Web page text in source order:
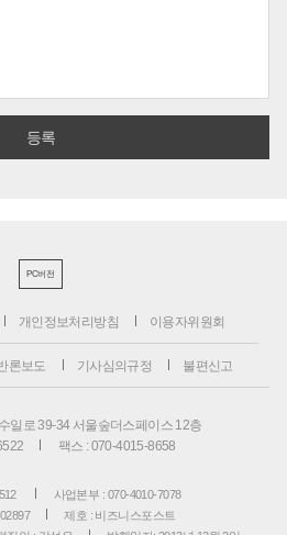
PC버전
개인정보처리방침 이용자위원회
론보도 기사심의규정 불편신고
일로 39-34 서울숲더스페이스 12층
팩스 : 070-4015-8658
사업본부 : 070-4010-7078
제호 : 비즈니스포스트